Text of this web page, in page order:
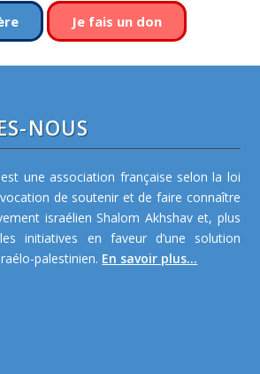
Je fais un don
NOUS
une association française selon la loi
de soutenir et de faire connaître
israélien Shalom Akhshav et, plus
initiatives en faveur d’une solution
palestinien. En savoir plus...